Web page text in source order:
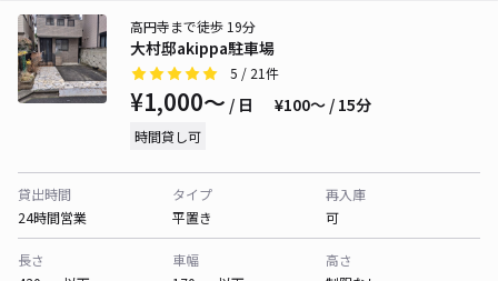
大村邸akippa駐車場
高円寺まで徒歩 19分
5 / 21件
¥1,000〜 / 日 ¥100〜 / 15分
時間貸し可
貸出時間
24時間営業
タイプ
平置き
再入庫
可
長さ
車幅
高さ